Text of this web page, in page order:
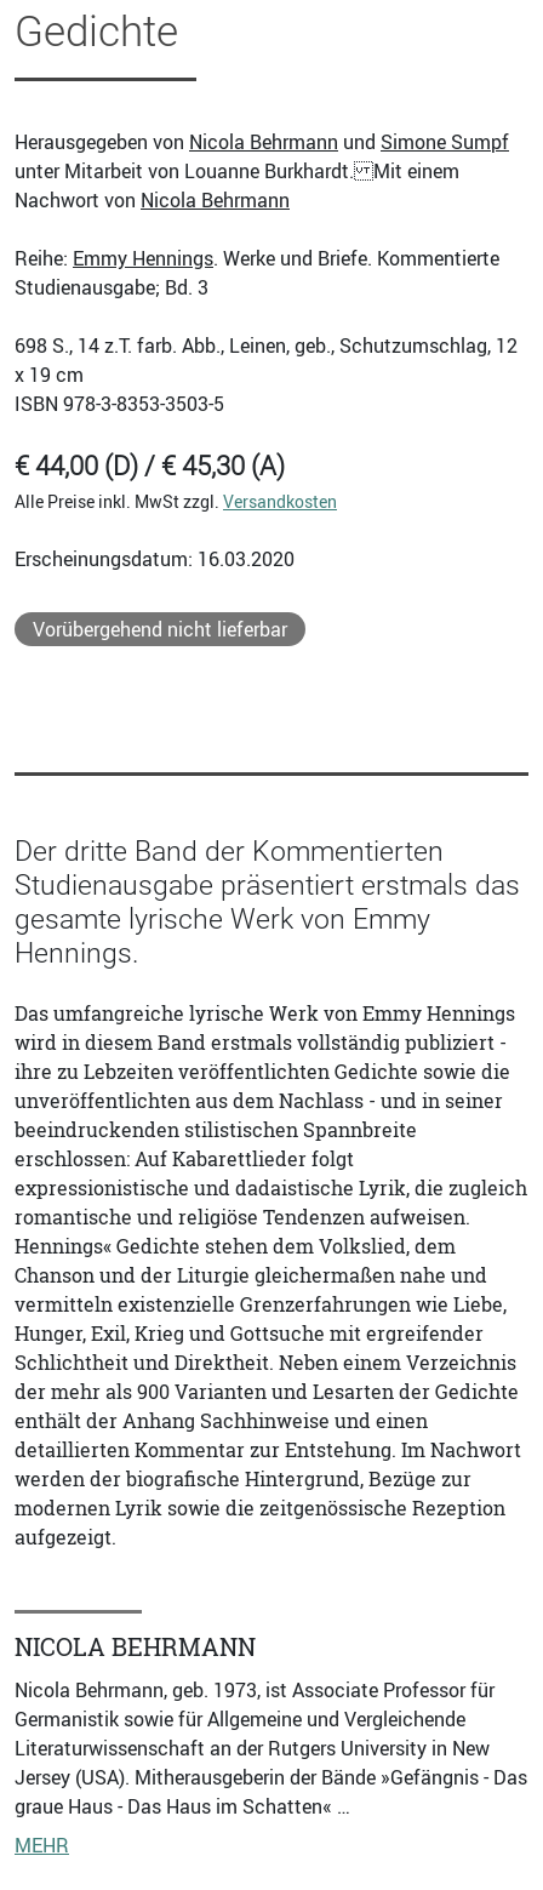
Gedichte
Herausgegeben von Nicola Behrmann und Simone Sumpf
unter Mitarbeit von Louanne Burkhardt. Mit einem
Nachwort von Nicola Behrmann
Reihe: Emmy Hennings. Werke und Briefe. Kommentierte
Studienausgabe; Bd. 3
698 S., 14 z.T. farb. Abb., Leinen, geb., Schutzumschlag, 12
x 19 cm
ISBN 978-3-8353-3503-5
€ 44,00 (D) / € 45,30 (A)
Alle Preise inkl. MwSt zzgl. Versandkosten
Erscheinungsdatum: 16.03.2020
Vorübergehend nicht lieferbar
Der dritte Band der Kommentierten
Studienausgabe präsentiert erstmals das
gesamte lyrische Werk von Emmy
Hennings.
Das umfangreiche lyrische Werk von Emmy Hennings
wird in diesem Band erstmals vollständig publiziert -
ihre zu Lebzeiten veröffentlichten Gedichte sowie die
unveröffentlichten aus dem Nachlass - und in seiner
beeindruckenden stilistischen Spannbreite
erschlossen: Auf Kabarettlieder folgt
expressionistische und dadaistische Lyrik, die zugleich
romantische und religiöse Tendenzen aufweisen.
Hennings« Gedichte stehen dem Volkslied, dem
Chanson und der Liturgie gleichermaßen nahe und
vermitteln existenzielle Grenzerfahrungen wie Liebe,
Hunger, Exil, Krieg und Gottsuche mit ergreifender
Schlichtheit und Direktheit. Neben einem Verzeichnis
der mehr als 900 Varianten und Lesarten der Gedichte
enthält der Anhang Sachhinweise und einen
detaillierten Kommentar zur Entstehung. Im Nachwort
werden der biografische Hintergrund, Bezüge zur
modernen Lyrik sowie die zeitgenössische Rezeption
aufgezeigt.
NICOLA BEHRMANN
Nicola Behrmann, geb. 1973, ist Associate Professor für
Germanistik sowie für Allgemeine und Vergleichende
Literaturwissenschaft an der Rutgers University in New
Jersey (USA). Mitherausgeberin der Bände »Gefängnis - Das
graue Haus - Das Haus im Schatten« …
MEHR